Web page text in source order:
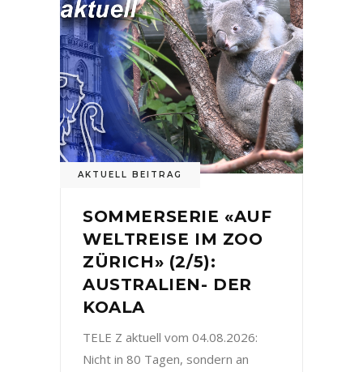
AKTUELL BEITRAG
SOMMERSERIE «AUF
WELTREISE IM ZOO
ZÜRICH» (2/5):
AUSTRALIEN- DER
KOALA
TELE Z aktuell vom 04.08.2026:
Nicht in 80 Tagen, sondern an